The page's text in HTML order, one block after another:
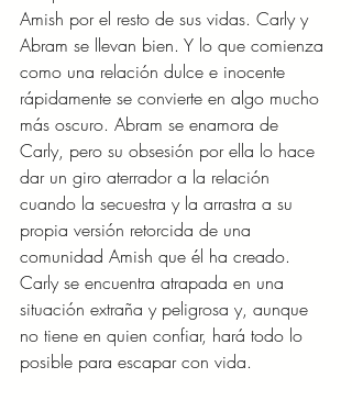
Amish por el resto de sus vidas. Carly y
Abram se llevan bien. Y lo que comienza
como una relación dulce e inocente
rápidamente se convierte en algo mucho
más oscuro. Abram se enamora de
Carly, pero su obsesión por ella lo hace
dar un giro aterrador a la relación
cuando la secuestra y la arrastra a su
propia versión retorcida de una
comunidad Amish que él ha creado.
Carly se encuentra atrapada en una
situación extraña y peligrosa y, aunque
no tiene en quien confiar, hará todo lo
posible para escapar con vida.